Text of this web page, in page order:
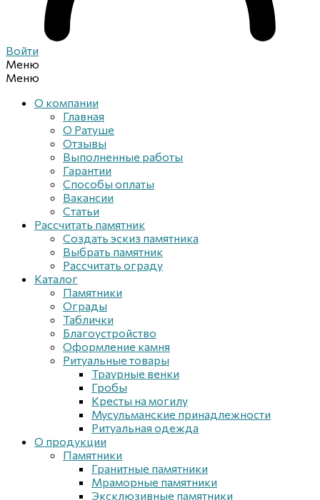
Войти
Меню
Меню
О компании
Главная
О Ратуше
Отзывы
Выполненные работы
Гарантии
Способы оплаты
Вакансии
Статьи
Рассчитать памятник
Создать эскиз памятника
Выбрать памятник
Рассчитать ограду
Каталог
Памятники
Ограды
Таблички
Благоустройствo
Оформление камня
Ритуальные товары
Траурные венки
Гробы
Кресты на могилу
Мусульманские принадлежности
Ритуальная одежда
О продукции
Памятники
Гранитные памятники
Мраморные памятники
Эксклюзивные памятники